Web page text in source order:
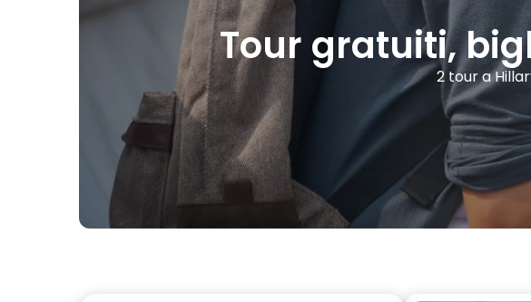
Tour gratuiti,
2 tour a